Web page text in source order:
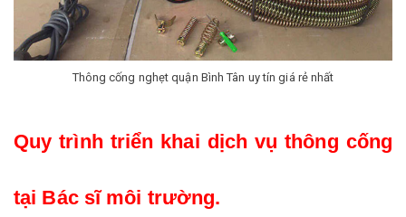
Thông cống nghẹt quận Bình Tân uy tín giá rẻ nhất
Quy trình triển khai dịch vụ thông cống
tại Bác sĩ môi trường.